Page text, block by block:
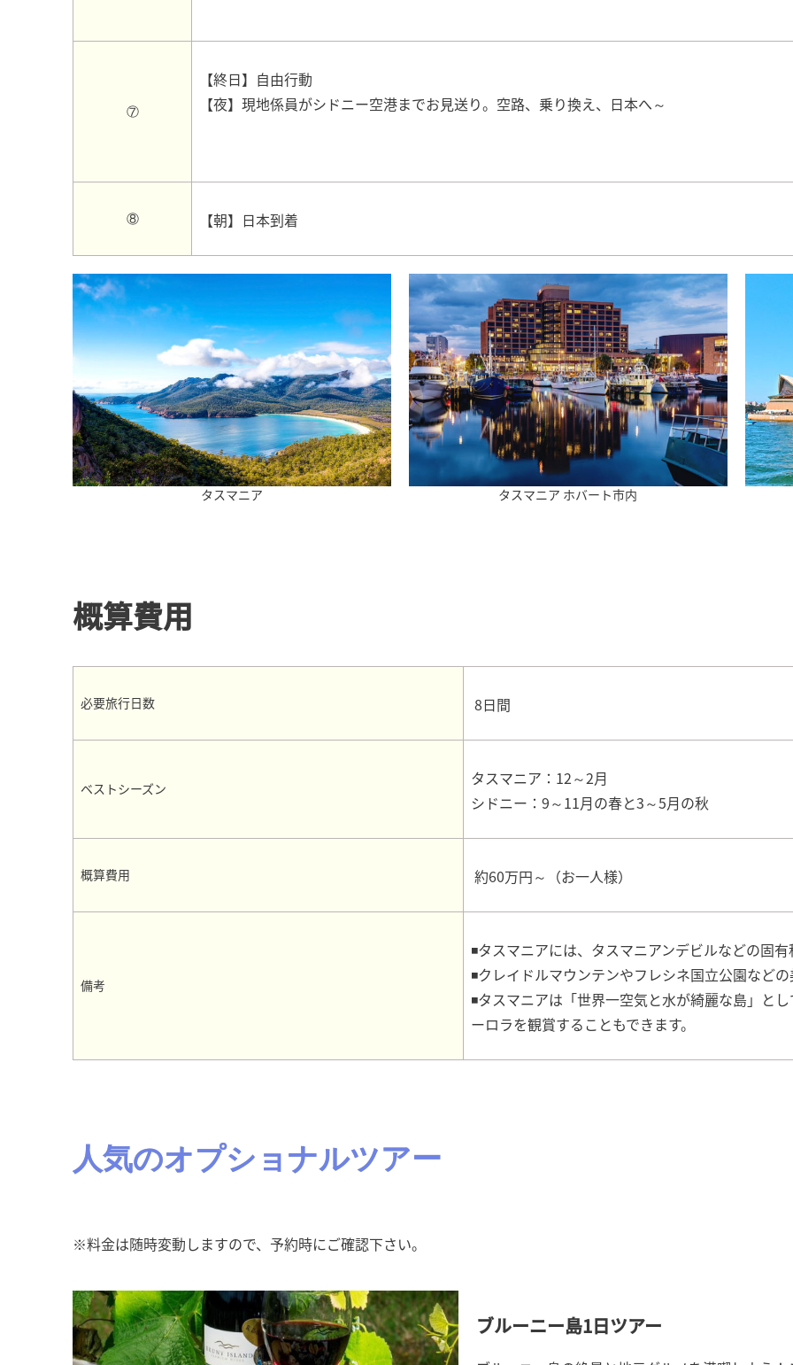
⑦
【終日】自由行動
【夜】現地係員がシドニー空港までお見送り。空路、乗り換え、日本へ～
⑧ 【朝】日本到着
タスマニア タスマニア ホバート市内
概算費用
必要旅行日数 8日間
ベストシーズン
タスマニア：12～2月
シドニー：9～11月の春と3～5月の秋
概算費用 約60万円～（お一人様）
備考
◾タスマニアには、タスマニアンデビルなどの固
◾クレイドルマウンテンやフレシネ国立公園など
◾タスマニアは「世界一空気と水が綺麗な島」と
ーロラを観賞することもできます。
人気のオプショナルツアー
※料金は随時変動しますので、予約時にご確認下さい。
ブルーニー島1日ツアー